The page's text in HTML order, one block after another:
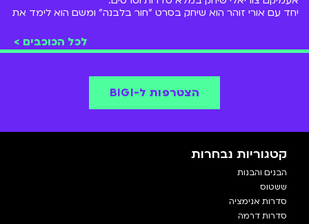
יחד עם אורי זוהר הוא שיחק בסרט "חור בלבנה" ומשם הוא לימד את
הסדרה האהובה עליו היאששטוסשנת 2008.
הצטרפו אלינו ותראו את המסע של עמיקם ב-BIGI
!
לכל הכוכבים >
הצטרפות ל-BIGI
קטגוריות נבחרות
הבנים והבנות
ששטוס
סדרות אנימציה
סדרות דרמה